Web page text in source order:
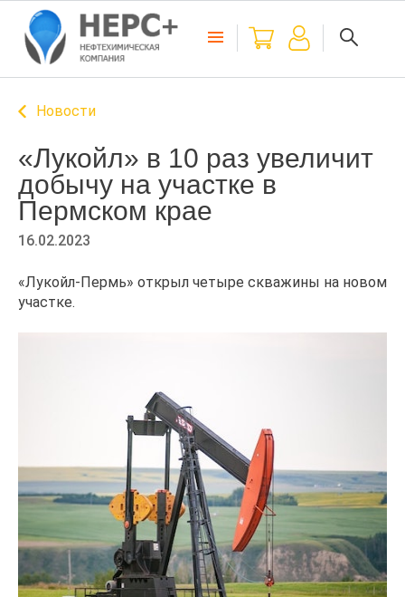
Новости
«Лукойл» в 10 раз увеличит
добычу на участке в
Пермском крае
16.02.2023
«Лукойл-Пермь» открыл четыре скважины на новом
участке.